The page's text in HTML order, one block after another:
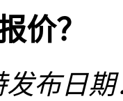
价？
发布日期